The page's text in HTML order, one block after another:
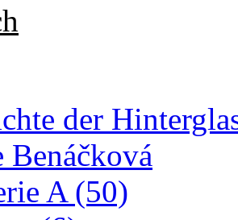
der
Benáčková
A (50)